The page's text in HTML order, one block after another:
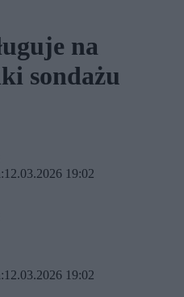
na
sondażu
12.03.2026 19:02
12.03.2026 19:02